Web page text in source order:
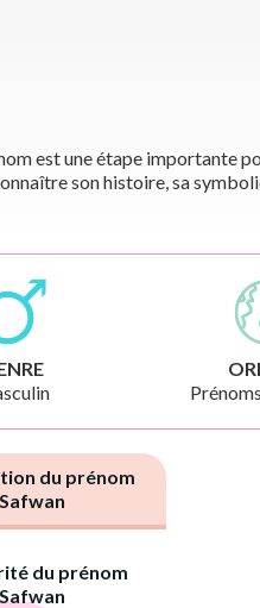
est une étape importante
son histoire, sa
du prénom
Safwan
du prénom
Safwan